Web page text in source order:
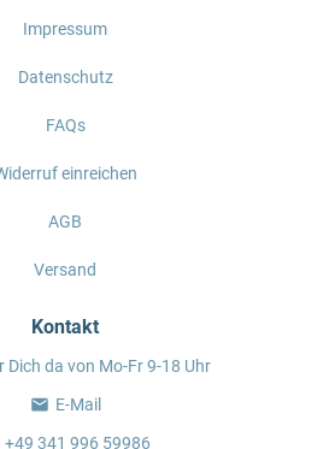
Impressum
Datenschutz
FAQs
einreichen
AGB
Versand
Kontakt
Dich da von Mo-Fr 9-18 Uhr
E-Mail
+49 341 996 59986